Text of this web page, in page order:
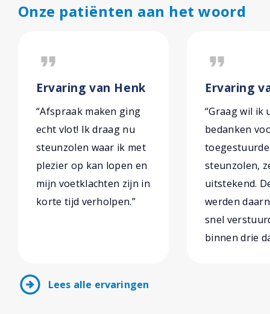
Onze patiënten aan het woord
format_quote
Ervaring van Henk
“Afspraak maken ging
echt vlot! Ik draag nu
steunzolen waar ik met
plezier op kan lopen en
mijn voetklachten zijn in
korte tijd verholpen.”
format_quote
Ervaring
“Graag wil ik
bedanken
steunzolen,
uitstekend.
werden
snel
binnen drie
arrow_circle_right Lees alle ervaringen